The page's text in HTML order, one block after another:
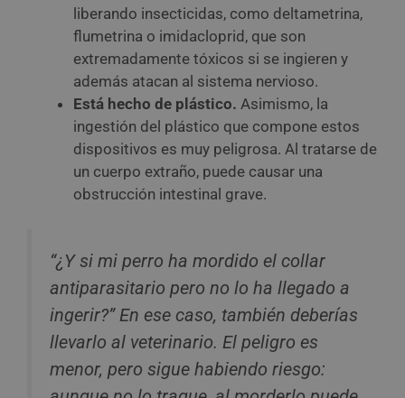
liberando insecticidas, como deltametrina,
flumetrina o imidacloprid, que son
extremadamente tóxicos si se ingieren y
además atacan al sistema nervioso.
Está hecho de plástico. Asimismo, la
ingestión del plástico que compone estos
dispositivos es muy peligrosa. Al tratarse de
un cuerpo extraño, puede causar una
obstrucción intestinal grave.
“¿Y si mi perro ha mordido el collar
antiparasitario pero no lo ha llegado a
ingerir?” En ese caso, también deberías
llevarlo al veterinario. El peligro es
menor, pero sigue habiendo riesgo: